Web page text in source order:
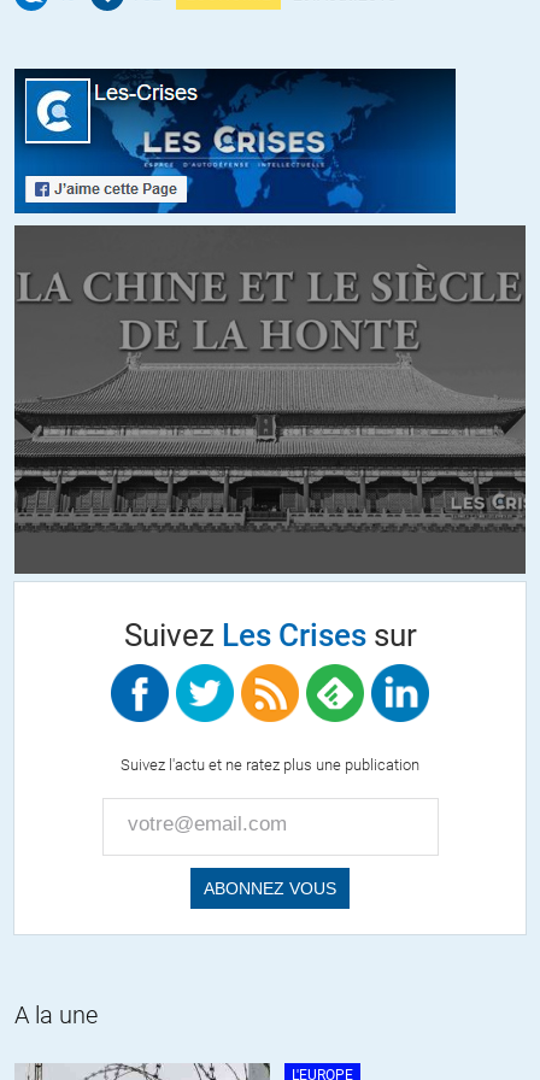
ils ne mangent jamais, il s’agit de mettre au défi les scientifiques de
crient simplement au mensonge…
https://www.youtube.com/watch?v=RAfOePayIGg
il y a une manipulation monstrueuse de la science aujourd’hui, pas
seulement au niveau médecine
être expliqué simplement : il a été démontré de manière magistrale
que tous les objets physiques sont duels, présentant à la fois des
propriétés d’ondes et de corpuscules… alors pourquoi le corps
humain ferait-il exception? la médecine occidentale n’étudie le corps
humain que sous l’aspect matériel, et non sur le plan énergétique,
dont elle prétend qu’il n’existe pas, ainsi les thérapies sont
uniquement matérialistes, avec simplement une pincée de
psychologie pour faire beau… alors que des « thérapies
énergétiques » existent, l’homéopathie ou l’acupuncture en font
partie d’ailleurs
le coté énergétique de l’être humain et la théorie d’une aura invisible
… pourtant les médecine indienne et chinoise utilisent cette idée
ALERTER
Lamonette//02.09.2015 à 06h38
accompli cette petite vérif, je vous remets une madeleine de Proust :
qui a signé le rapport de l’IGAS rédigé à ce sujet avec une célérité
Par ailleurs, le ministre, en charge à l’époque, celui qui auj mélange
j’ai côtoyés toute ma jeunesse avec les cercles mafieux en
Suivez Les Crisessur
Suivez l'actu et ne ratez plus une publication
A la une
L'EUROPE